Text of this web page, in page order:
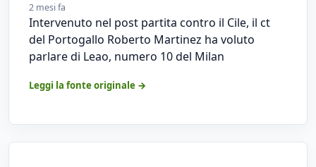
2 mesi fa
Intervenuto nel post partita contro il Cile, il ct
del Portogallo Roberto Martinez ha voluto
parlare di Leao, numero 10 del Milan
Leggi la fonte originale →